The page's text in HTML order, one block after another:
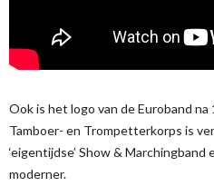
Ook is het logo van de Euroband na
Tamboer- en Trompetterkorps is
‘eigentijdse’ Show &
moderner.